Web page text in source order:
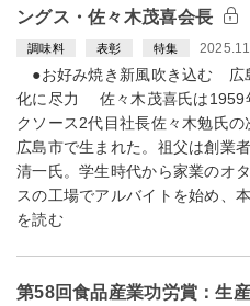
ングス・佐々木茂喜会長
調味料 表彰 特集
●お好み焼き新風吹き込む 広
化に尽力 佐々木茂喜氏は1959
クソース2代目社長佐々木勉氏の
広島市で生まれた。祖父は創業
清一氏。学生時代から家業のオ
スの工場でアルバイトを始め、
を読む
第58回食品産業功労賞：生